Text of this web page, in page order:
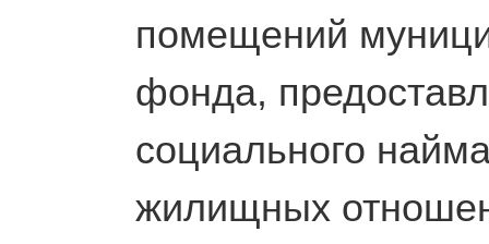
помещений
фонда,
социального
жилищных